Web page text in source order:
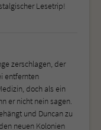
Lesetrip!
zerschlagen, der
entfernten
doch als ein
er nicht nein sagen.
und Duncan zu
neuen Kolonien